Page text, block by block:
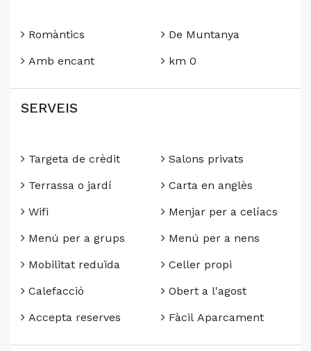
Romàntics
Amb encant
De Muntanya
km 0
SERVEIS
Targeta de crèdit
Terrassa o jardí
Wifi
Menú per a grups
Mobilitat reduïda
Calefacció
Accepta reserves
Salons privats
Carta en anglès
Menjar per a celíacs
Menú per a nens
Celler propi
Obert a l'agost
Fàcil Aparcament